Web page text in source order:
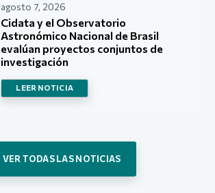
agosto 7, 2026
Cidata y el Observatorio
Astronómico Nacional de Brasil
evalúan proyectos conjuntos de
investigación
LEER NOTICIA
VER TODAS LAS NOTICIAS